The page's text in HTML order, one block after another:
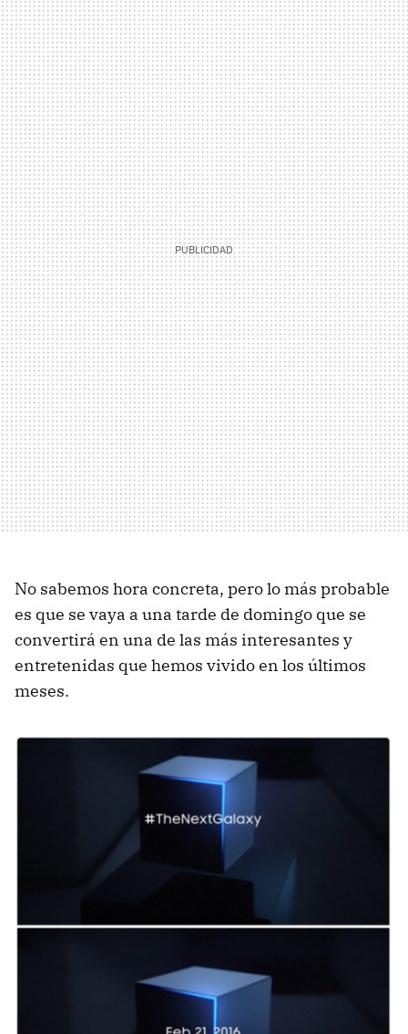
No sabemos hora concreta, pero lo más probable
es que se vaya a una tarde de domingo que se
convertirá en una de las más interesantes y
entretenidas que hemos vivido en los últimos
meses.